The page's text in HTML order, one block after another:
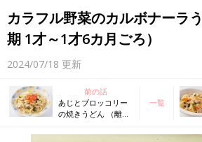
カラフル野菜のカルボナーラ
期 1才～1才6カ月ごろ）
2024/07/18 更新
前の話
あじとブロッコリー
の焼きうどん （離乳
月ごろ）
一覧